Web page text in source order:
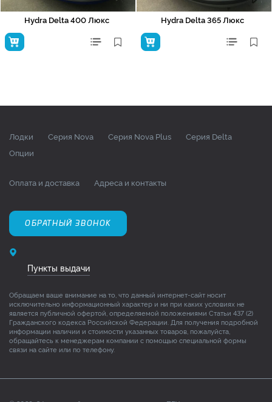
Hydra Delta 400 Люкс Hydra Delta 365 Люкс
Лодки Серия Nova Серия Nova Plus
Серия Delta
Опции
Оплата и доставка Адреса и контакты
ОБРАТНЫЙ ЗВОНОК
Пункты выдачи
Обращаем ваше внимание на то, что данный интернет-сайт носит
исключительно информационный характер и ни при каких условиях не
является публичной офертой, определяемой положениями Статьи 437 (2)
Гражданского кодекса Российской Федерации. Для получения подробной
информации наличии и стоимости указанных товаров, пожалуйста,
обращайтесь к менеджерам компании с помощью специальной формы
связи на сайте или по телефону.